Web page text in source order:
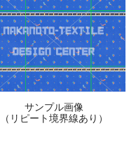
サンプル画像
（リピート境界線あり）